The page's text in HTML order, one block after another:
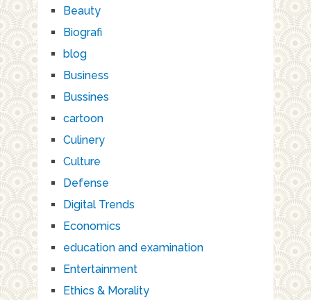
Beauty
Biografi
blog
Business
Bussines
cartoon
Culinery
Culture
Defense
Digital Trends
Economics
education and examination
Entertainment
Ethics & Morality